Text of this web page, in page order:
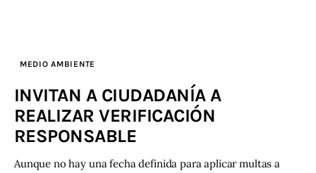
MEDIO AMBIENTE
INVITAN A CIUDADANÍA A
REALIZAR VERIFICACIÓN
RESPONSABLE
Aunque no hay una fecha definida para aplicar multas a